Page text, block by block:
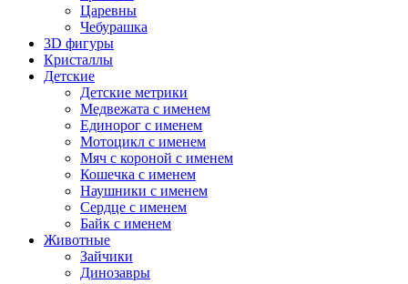
Царевны
Чебурашка
3D фигуры
Кристаллы
Детские
Детские метрики
Медвежата с именем
Единорог с именем
Мотоцикл с именем
Мяч с короной с именем
Кошечка с именем
Наушники с именем
Сердце с именем
Байк с именем
Животные
Зайчики
Динозавры